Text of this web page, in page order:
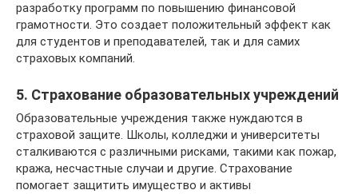
разработку программ по повышению финансовой
грамотности. Это создает положительный эффект как
для студентов и преподавателей, так и для самих
страховых компаний.
5. Страхование образовательных учреждений
Образовательные учреждения также нуждаются в
страховой защите. Школы, колледжи и университеты
сталкиваются с различными рисками, такими как пожар,
кража, несчастные случаи и другие. Страхование
помогает защитить имущество и активы